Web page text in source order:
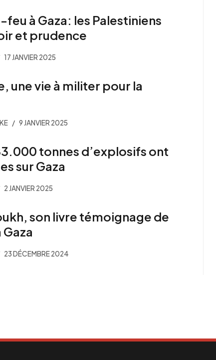
à Gaza: les Palestiniens
et prudence
17 JANVIER 2025
une vie à militer pour la
9 JANVIER 2025
tonnes d’explosifs ont
sur Gaza
2 JANVIER 2025
son livre témoignage de
Gaza
23 DÉCEMBRE 2024